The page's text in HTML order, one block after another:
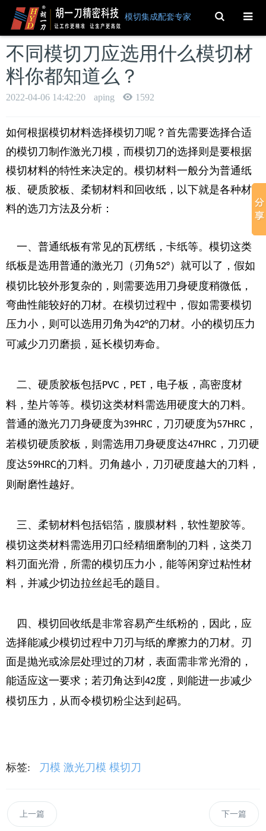
模切集成配套专家 Toggle
Search
不同模切刀应选用什么模切材
料你都知道么？
2022-04-06 14:42:20 aping 1592
如何根据模切材料选择模切刀呢？首先需要选择合适
的模切刀制作激光刀模，而模切刀的选择则是要根据
模切材料的特性来决定的。模切材料一般分为普通纸
板、硬质胶板、柔韧材料和回收纸，以下就是各种材
料的选刀方法及分析：
一、普通纸板有常见的瓦楞纸，卡纸等。模切这类
纸板是选用普通的激光刀（刃角 52°）就可以了，假如
模切比较外形复杂的，则需要选用刀身硬度稍微低，
弯曲性能较好的刀材。在模切过程中，假如需要模切
压力小，则可以选用刃角为42°的刀材。小的模切压力
可减少刀刃磨损，延长模切寿命。
二、硬质胶板包括PVC ， PET ，电子板，高密度材
料，垫片等等。模切这类材料需选用硬度大的刀料。
普通的激光刀刀身硬度为39HRC ，刀刃硬度为57HRC ，
若模切硬质胶板，则需选用刀身硬度达47HRC ，刀刃硬
度达59HRC的刀料。刃角越小，刀刃硬度越大的刀料，
则耐磨性越好。
三、柔韧材料包括铝箔，腹膜材料，软性塑胶等。
模切这类材料需选用刃口经精细磨制的刀料，这类刀
料刃面光滑，所需的模切压力小，能等闲穿过粘性材
料，并减少切边拉丝起毛的题目。
四、模切回收纸是非常容易产生纸粉的，因此，应
选择能减少模切过程中刀刃与纸的摩擦力的刀材。刃
面是抛光或涂层处理过的刀材，表面需非常光滑的，
能适应这一要求；若刃角达到 42度，则能进一步减少
模切压力，从而令模切粉尘达到起码。
标签: 刀模 激光刀模 模切刀
上一篇 下一篇